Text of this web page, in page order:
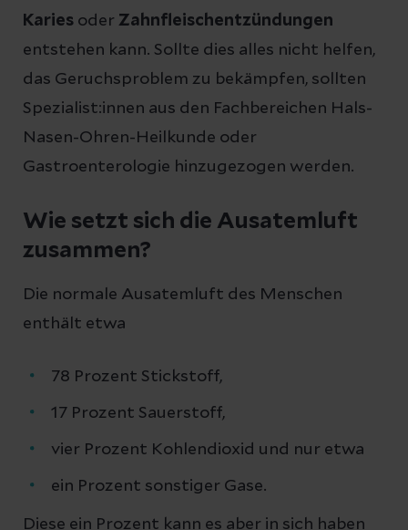
Karies oder Zahnfleischentzündungen
entstehen kann. Sollte dies alles nicht helfen,
das Geruchsproblem zu bekämpfen, sollten
Spezialist:innen aus den Fachbereichen Hals-
Nasen-Ohren-Heilkunde oder
Gastroenterologie hinzugezogen werden.
Wie setzt sich die Ausatemluft
zusammen?
Die normale Ausatemluft des Menschen
enthält etwa
78 Prozent Stickstoff,
17 Prozent Sauerstoff,
vier Prozent Kohlendioxid und nur etwa
ein Prozent sonstiger Gase.
Diese ein Prozent kann es aber in sich haben